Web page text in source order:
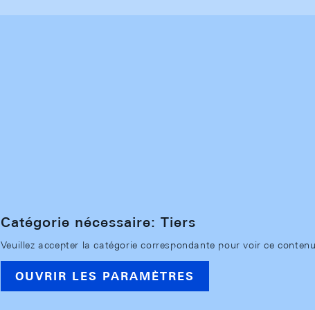
Catégorie nécessaire: Tiers
Veuillez accepter la catégorie correspondante pour voir ce
OUVRIR LES PARAMÈTRES